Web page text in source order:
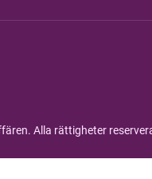
Alla rättigheter